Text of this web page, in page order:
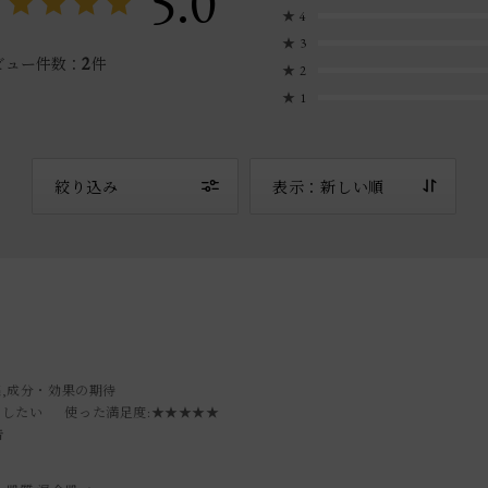
ュー件数：2件
★ 4
★ 3
★ 2
★ 1
絞り込み 表示：新しい順
分・効果の期待
たい
使った満足度:★★★★★